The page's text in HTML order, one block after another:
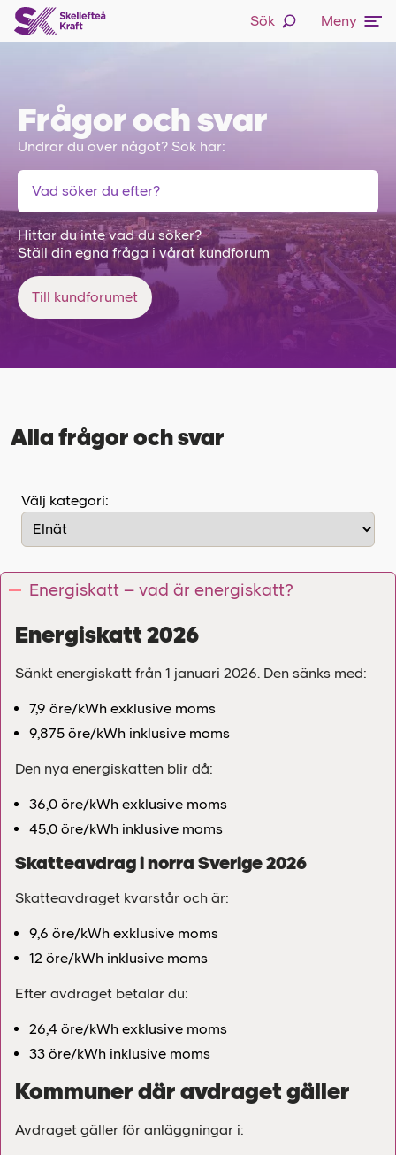
Sök
Meny
Frågor och svar
Undrar du över något? Sök här:
Hittar du inte vad du söker?
Ställ din egna fråga i vårat kundforum
Till kundforumet
Alla frågor och svar
Välj kategori:
Energiskatt – vad är energiskatt?
Energiskatt 2026
Sänkt energiskatt från 1 januari 2026. Den sänks med:
7,9 öre/kWh exklusive moms
9,875 öre/kWh inklusive moms
Den nya energiskatten blir då:
36,0 öre/kWh exklusive moms
45,0 öre/kWh inklusive moms
Skatteavdrag i norra Sverige 2026
Skatteavdraget kvarstår och är:
9,6 öre/kWh exklusive moms
12 öre/kWh inklusive moms
Efter avdraget betalar du:
26,4 öre/kWh exklusive moms
33 öre/kWh inklusive moms
Kommuner där avdraget gäller
Avdraget gäller för anläggningar i: